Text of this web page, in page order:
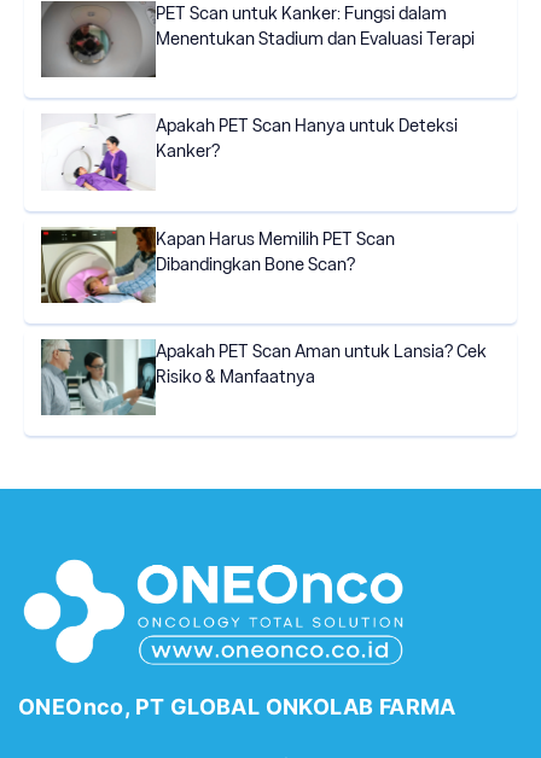
PET Scan untuk Kanker: Fungsi dalam
Menentukan Stadium dan Evaluasi Terapi
Apakah PET Scan Hanya untuk Deteksi
Kanker?
Kapan Harus Memilih PET Scan
Dibandingkan Bone Scan?
Apakah PET Scan Aman untuk Lansia? Cek
Risiko & Manfaatnya
ONEOnco, PT GLOBAL ONKOLAB FARMA